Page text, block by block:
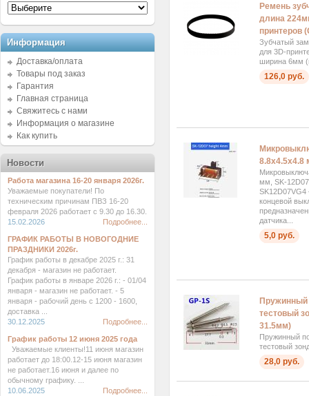
Ремень
длина
принтеров
Зубчатый
для 3D-
ширина 6мм
126,0 руб.
8.8x4.5x4.8
мм, SK-
концевой
датчика...
5,0 руб.
Пружинный
тестовый
31.5мм)
Пружинный
тестовый
28,0 руб.
Информация
Доставка/оплата
Товары под заказ
Гарантия
Главная страница
Свяжитесь с нами
Информация о магазине
Как купить
Новости
Работа магазина 16-20 января 2026г.
Уважаемые покупатели! По
техническим причинам ПВЗ 16-20
февраля 2026 работает с 9.30 до 16.30.
15.02.2026
Подробнее...
ГРАФИК РАБОТЫ В НОВОГОДНИЕ
ПРАЗДНИКИ 2026г.
График работы в декабре 2025 г.: 31
декабря - магазин не работает.
График работы в январе 2026 г.: - 01/04
января - магазин не работает. - 5
января - рабочий день с 1200 - 1600,
доставка ...
30.12.2025
Подробнее...
График работы 12 июня 2025 года
Уважаемые клиенты!11 июня магазин
работает до 18:00.12-15 июня магазин
не работает.16 июня и далее по
обычному графику. ...
10.06.2025
Подробнее...